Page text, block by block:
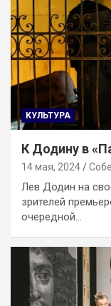
КУЛЬТУРА
К Додину в
14 мая, 2024
Лев Додин на
зрителей
очередной…